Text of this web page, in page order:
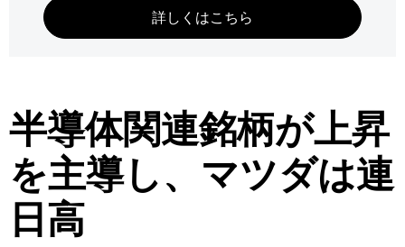
半導体関連銘柄が上昇
を主導し、マツダは連
日高